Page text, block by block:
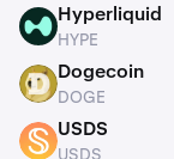
HYPE Hyperliquid
HYPE
DOGE Dogecoin
DOGE
USDS USDS
USDS